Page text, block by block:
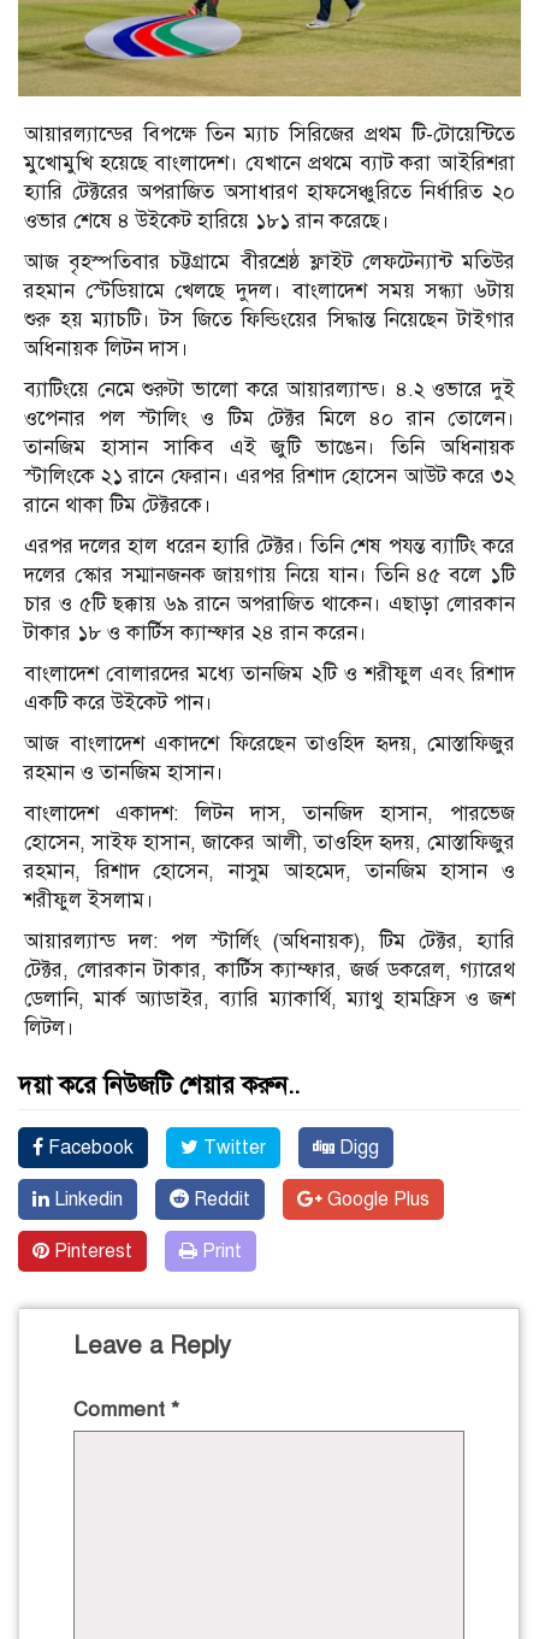
আয়ারল্যান্ডের বিপক্ষে তিন ম্যাচ সিরিজের প্রথম টি-টোয়েন্টিতে
মুখোমুখি হয়েছে বাংলাদেশ। যেখানে প্রথমে ব্যাট করা আইরিশরা
হ্যারি টেক্টরের অপরাজিত অসাধারণ হাফসেঞ্চুরিতে নির্ধারিত ২০
ওভার শেষে ৪ উইকেট হারিয়ে ১৮১ রান করেছে।
আজ বৃহস্পতিবার চট্টগ্রামে বীরশ্রেষ্ঠ ফ্লাইট লেফটেন্যান্ট মতিউর
রহমান স্টেডিয়ামে খেলছে দুদল। বাংলাদেশ সময় সন্ধ্যা ৬টায়
শুরু হয় ম্যাচটি। টস জিতে ফিল্ডিংয়ের সিদ্ধান্ত নিয়েছেন টাইগার
অধিনায়ক লিটন দাস।
ব্যাটিংয়ে নেমে শুরুটা ভালো করে আয়ারল্যান্ড। ৪.২ ওভারে দুই
ওপেনার পল স্টালিং ও টিম টেক্টর মিলে ৪০ রান তোলেন।
তানজিম হাসান সাকিব এই জুটি ভাঙেন। তিনি অধিনায়ক
স্টালিংকে ২১ রানে ফেরান। এরপর রিশাদ হোসেন আউট করে ৩২
রানে থাকা টিম টেক্টরকে।
এরপর দলের হাল ধরেন হ্যারি টেক্টর। তিনি শেষ পযন্ত ব্যাটিং করে
দলের স্কোর সম্মানজনক জায়গায় নিয়ে যান। তিনি ৪৫ বলে ১টি
চার ও ৫টি ছক্কায় ৬৯ রানে অপরাজিত থাকেন। এছাড়া লোরকান
টাকার ১৮ ও কার্টিস ক্যাম্ফার ২৪ রান করেন।
বাংলাদেশ বোলারদের মধ্যে তানজিম ২টি ও শরীফুল এবং রিশাদ
একটি করে উইকেট পান।
আজ বাংলাদেশ একাদশে ফিরেছেন তাওহিদ হৃদয়, মোস্তাফিজুর
রহমান ও তানজিম হাসান।
বাংলাদেশ একাদশ: লিটন দাস, তানজিদ হাসান, পারভেজ
হোসেন, সাইফ হাসান, জাকের আলী, তাওহিদ হৃদয়, মোস্তাফিজুর
রহমান, রিশাদ হোসেন, নাসুম আহমেদ, তানজিম হাসান ও
শরীফুল ইসলাম।
আয়ারল্যান্ড দল: পল স্টার্লিং (অধিনায়ক), টিম টেক্টর, হ্যারি
টেক্টর, লোরকান টাকার, কার্টিস ক্যাম্ফার, জর্জ ডকরেল, গ্যারেথ
ডেলানি, মার্ক অ্যাডাইর, ব্যারি ম্যাকার্থি, ম্যাথু হামফ্রিস ও জশ
লিটল।
দয়া করে নিউজটি শেয়ার করুন..
Facebook Twitter Digg
Linkedin Reddit Google Plus
Pinterest Print
Leave a Reply
Comment *